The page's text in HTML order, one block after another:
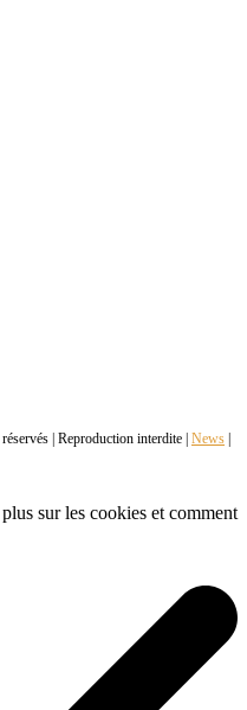
| Reproduction interdite | News |
sur les cookies et comment